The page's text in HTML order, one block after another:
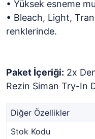
• Yüksek esneme
• Bleach, Light,
renklerinde.
Paket İçeriği: 2x
Rezin Siman Try-In
Diğer Özellikler
Stok Kodu